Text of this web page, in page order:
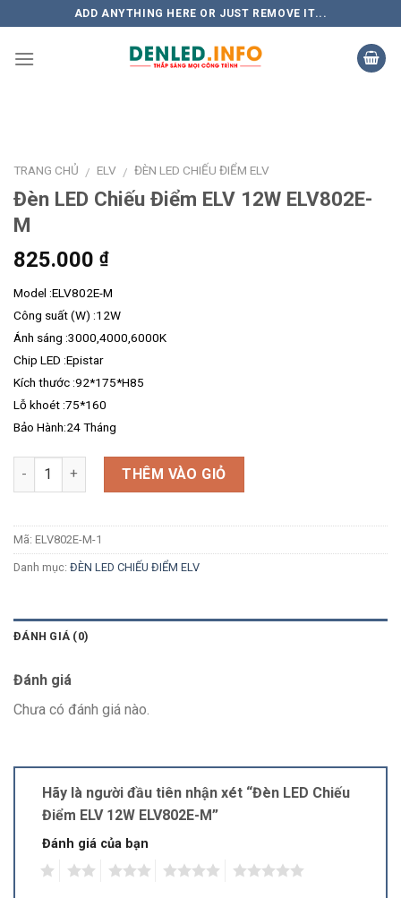
to
content
ADD ANYTHING HERE OR JUST REMOVE IT...
TRANG CHỦ / ELV / ĐÈN LED CHIẾU ĐIỂM ELV
Đèn LED Chiếu Điểm ELV 12W ELV802E-
M
825.000 ₫
Model :ELV802E-M
Công suất (W) :12W
Ánh sáng :3000,4000,6000K
Chip LED :Epistar
Kích thước :92*175*H85
Lỗ khoét :75*160
Bảo Hành:24 Tháng
Số lượng THÊM VÀO GIỎ
Mã: ELV802E-M-1
Danh mục: ĐÈN LED CHIẾU ĐIỂM ELV
ĐÁNH GIÁ (0)
Đánh giá
Chưa có đánh giá nào.
Hãy là người đầu tiên nhận xét “Đèn LED Chiếu
Điểm ELV 12W ELV802E-M”
Đánh giá của bạn